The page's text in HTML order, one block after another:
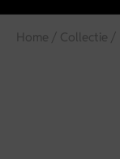
Home / Collectie /